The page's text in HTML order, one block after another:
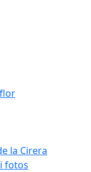
la Cirera
fotos